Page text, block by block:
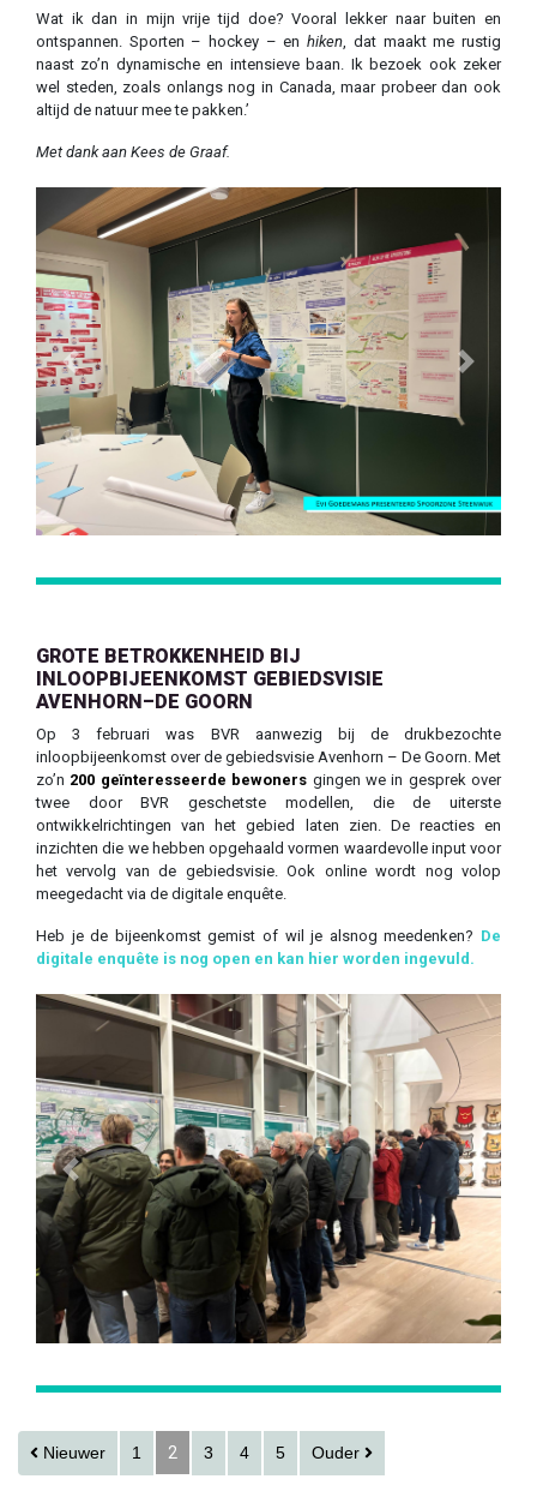
Wat ik dan in mijn vrije tijd doe? Vooral lekker naar buiten en
ontspannen. Sporten – hockey – enhiken , dat maakt me rustig
naast zo’n dynamische en intensieve baan. Ik bezoek ook zeker
wel steden, zoals onlangs nog in Canada, maar probeer dan ook
altijd de natuur mee te pakken.’
Met dank aan Kees de Graaf.
Previous Next
GROTE BETROKKENHEID BIJ
INLOOPBIJEENKOMST GEBIEDSVISIE
AVENHORN–DE GOORN
Op 3 februari was BVR aanwezig bij de drukbezochte
inloopbijeenkomst over de gebiedsvisie Avenhorn – De Goorn. Met
zo’n 200 geïnteresseerde bewoners gingen we in gesprek over
twee door BVR geschetste modellen, die de uiterste
ontwikkelrichtingen van het gebied laten zien. De reacties en
inzichten die we hebben opgehaald vormen waardevolle input voor
het vervolg van de gebiedsvisie. Ook online wordt nog volop
meegedacht via de digitale enquête.
Heb je de bijeenkomst gemist of wil je alsnog meedenken? De
digitale enquête is nog open en kan hier worden ingevuld.
Previous Next
Nieuwer 1 2 3 4 5 Ouder